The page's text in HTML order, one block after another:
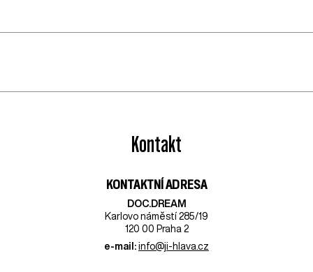
Kontakt
KONTAKTNÍ ADRESA
DOC.DREAM​
Karlovo náměstí 285/19
120 00 Praha 2
e-mail: info@ji-hlava.cz